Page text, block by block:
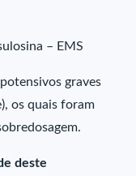
– EMS
graves
os quais foram
deste